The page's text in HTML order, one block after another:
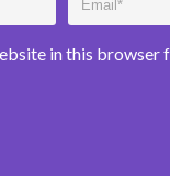
in this